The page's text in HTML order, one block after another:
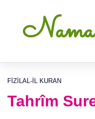
FIZILAL-IL KURAN
Tahrîm